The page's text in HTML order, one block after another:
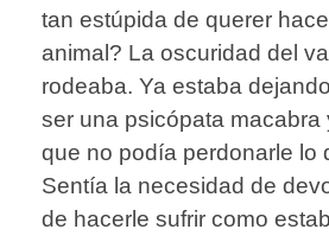
tan estúpida de querer
animal? La oscuridad del
rodeaba. Ya estaba
ser una psicópata macabra
que no podía perdonarle lo
Sentía la necesidad de
de hacerle sufrir como